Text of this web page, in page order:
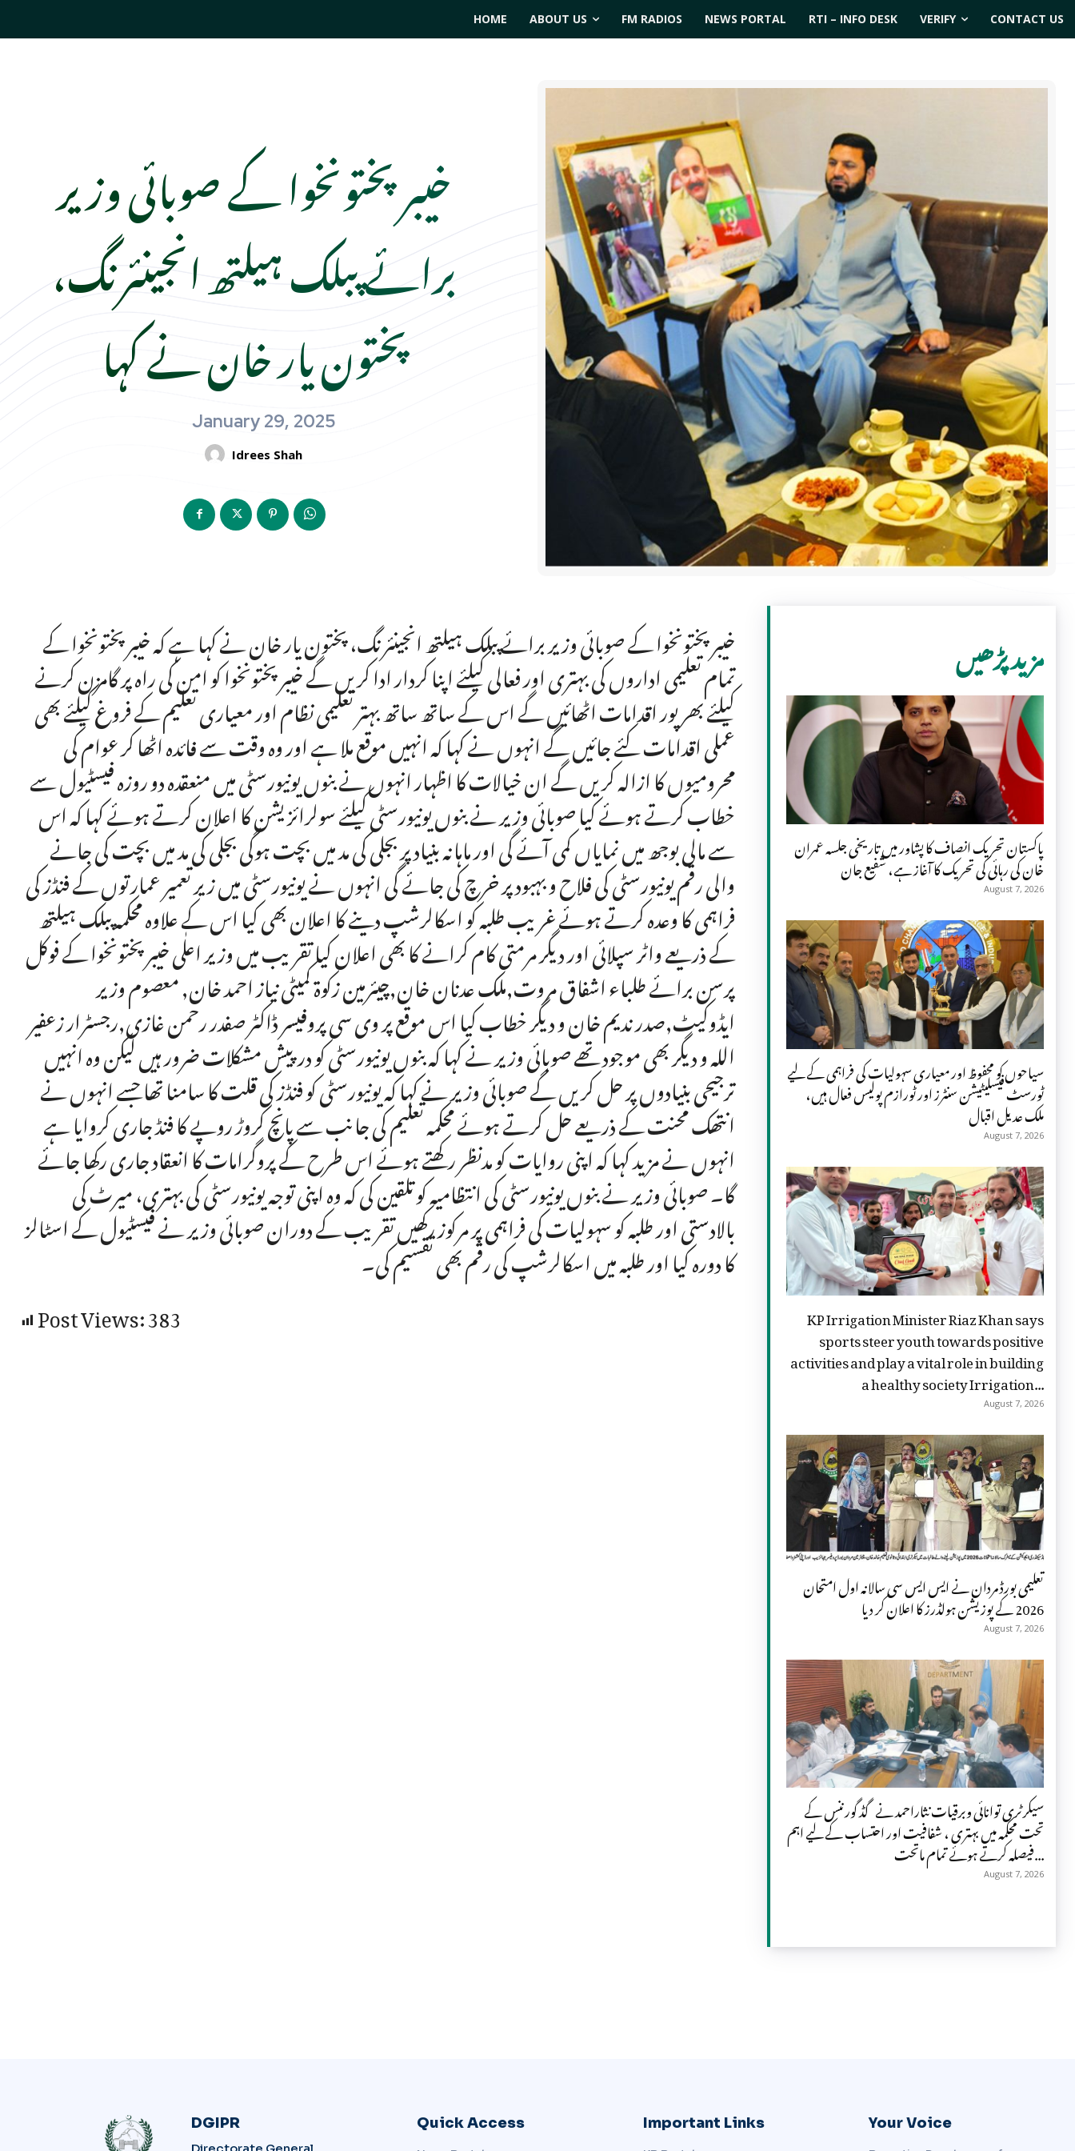
HOME ABOUT US FM RADIOS NEWS PORTAL RTI – INFO DESK VERIFY CONTACT US
خیبر پختونخوا کے صوبائی وزیر
برائے پبلک ہیلتھ انجینئرنگ،
پختون یار خان نے کہا
January 29, 2025
Idrees Shah
خیبر پختونخوا کے صوبائی وزیر برائے پبلک ہیلتھ انجینئرنگ، پختون یار خان نے کہا ہے کہ خیبر پختونخوا کے
تمام تعلیمی اداروں کی بہتری اور فعالی کیلئے اپنا کردار ادا کریں گے خیبر پختونخوا کو امن کی راہ پر گامزن کرنے
کیلئے بھرپور اقدامات اٹھائیں گے اس کے ساتھ ساتھ بہتر تعلیمی نظام اور معیاری تعلیم کے فروغ کیلئے بھی
عملی اقدامات کئے جائیں گے انہوں نے کہا کہ انہیں موقع ملا ہے اور وہ وقت سے فائدہ اٹھا کر عوام کی
محرومیوں کا ازالہ کریں گے ان خیالات کا اظہار انہوں نے بنوں یونیورسٹی میں منعقدہ دو روزہ فیسٹیول سے
خطاب کرتے ہوئے کیا صوبائی وزیر نے بنوں یونیورسٹی کیلئے سولرائزیشن کا اعلان کرتے ہوئے کہا کہ اس
سے مالی بوجھ میں نمایاں کمی آئے گی اور ماہانہ بنیاد پر بجلی کی مد میں بچت ہوگی بجلی کی مد میں بچت کی جانے
والی رقم یونیورسٹی کی فلاح و بہبود پر خرچ کی جائے گی انہوں نے یونیورسٹی میں زیر تعمیر عمارتوں کے فنڈز کی
فراہمی کا وعدہ کرتے ہوئے غریب طلبہ کو اسکالرشپ دینے کا اعلان بھی کیا اس کے علاوہ محکمہ پبلک ہیلتھ
کے ذریعے واٹر سپلائی اور دیگر مرمتی کام کرانے کا بھی اعلان کیا تقریب میں وزیر اعلٰی خیبر پختونخوا کے فوکل
پرسن برائے طلباء اشفاق مروت,ملک عدنان خان,چیئرمین زکوۃ کمیٹی نیاز احمد خان, معصوم وزیر
ایڈوکیٹ,صدر ندیم خان و دیگر خطاب کیا اس موقع پر وی سی پروفیسر ڈاکٹر صفدر رحمن غازی,رجسٹرار زعفیر
اللہ و دیگر بھی موجود تھے صوبائی وزیر نے کہا کہ بنوں یونیورسٹی کو درپیش مشکلات ضرور ہیں لیکن وہ انہیں
ترجیحی بنیادوں پر حل کریں گے صوبائی وزیر نے کہا کہ یونیورسٹی کو فنڈز کی قلت کا سامنا تھا جسے انہوں نے
انتھک محنت کے ذریعے حل کرتے ہوئے محکمہ تعلیم کی جانب سے پانچ کروڑ روپے کا فنڈ جاری کروایا ہے
انہوں نے مزید کہا کہ اپنی روایات کو مدنظر رکھتے ہوئے اس طرح کے پروگرامات کا انعقاد جاری رکھا جائے
گا۔ صوبائی وزیر نے بنوں یونیورسٹی کی انتظامیہ کو تلقین کی کہ وہ اپنی توجہ یونیورسٹی کی بہتری، میرٹ کی
بالادستی اور طلبہ کو سہولیات کی فراہمی پر مرکوز رکھیں تقریب کے دوران صوبائی وزیر نے فیسٹیول کے اسٹالز
کا دورہ کیا اور طلبہ میں اسکالرشپ کی رقم بھی تقسیم کی۔
Post Views:383
مزید پڑھیں
پاکستان تحریک انصاف کا پشاور میں تاریخی جلسہ عمران
خان کی رہائی کی تحریک کا آغاز ہے، شفیع جان
August 7, 2026
سیاحوں کو محفوظ اور معیاری سہولیات کی فراہمی کے لیے
ٹورسٹ فیسلیٹیشن سنٹرز اور ٹورازم پولیس فعال ہیں،
ملک عدیل اقبال
August 7, 2026
KP Irrigation Minister Riaz Khan says
sports steer youth towards positive
activities and play a vital role in building
a healthy society Irrigation...
August 7, 2026
تعلیمی بورڈ مردان نے ایس ایس سی سالانہ اول امتحان
2026 کے پوزیشن ہولڈرز کا اعلان کر دیا
August 7, 2026
سیکرٹری توانائی وبرقیات نثاراحمد نے گڈ گورننس کے
تحت محکمہ میں بہتری ، شفافیت اور احتساب کے لیے اہم
فیصلہ کرتے ہوئے تمام ماتحت...
August 7, 2026
DGIPR Quick Access Important Links Your Voice